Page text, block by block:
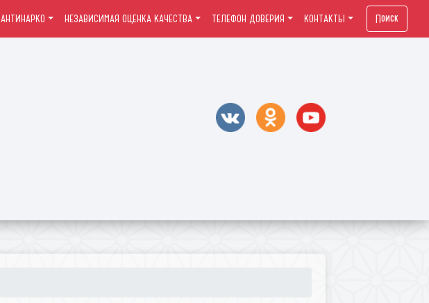
АНТИНАРКО НЕЗАВИСИМАЯ ОЦЕНКА КАЧЕСТВА ТЕЛЕФОН ДОВЕРИЯ КОНТАКТЫ Поиск